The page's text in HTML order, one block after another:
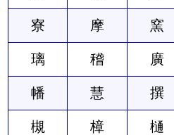
寮 摩 窯
璃 稽 廣
幡 慧 撰
槻 樟 樋